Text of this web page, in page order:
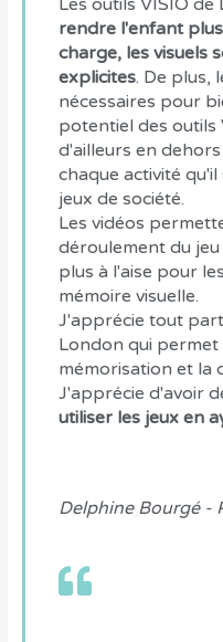
Les outils VISIO
rendre l'enfant
charge, les visuels
explicites. De plus,
nécessaires pour
potentiel des outils
d'ailleurs en
chaque activité
jeux de société.
Les vidéos
déroulement du
plus à l'aise pour
mémoire visuelle.
J'apprécie tout
London qui permet
mémorisation et la
J'apprécie d'avoir
utiliser les jeux en
Delphine Bourgé -